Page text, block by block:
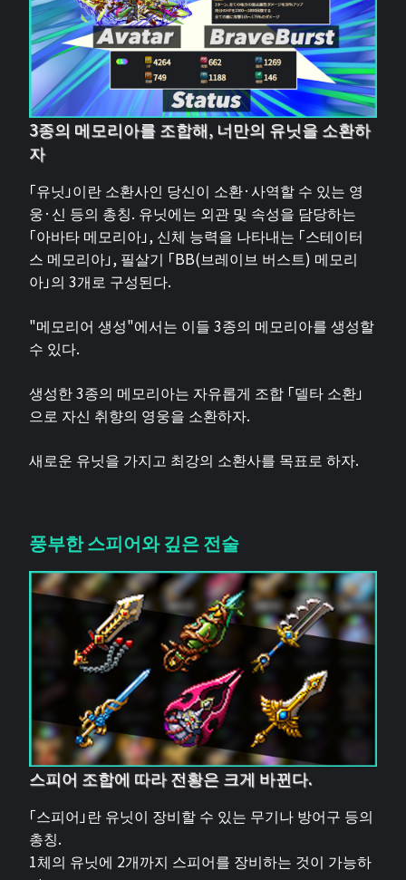
3종의 메모리아를 조합해, 너만의 유닛을 소환하
자
「유닛」이란 소환사인 당신이 소환·사역할 수 있는 영
웅·신 등의 총칭. 유닛에는 외관 및 속성을 담당하는
「아바타 메모리아」, 신체 능력을 나타내는 「스테이터
스 메모리아」, 필살기 「BB(브레이브 버스트) 메모리
아」의 3개로 구성된다.
"메모리어 생성"에서는 이들 3종의 메모리아를 생성할
수 있다.
생성한 3종의 메모리아는 자유롭게 조합 「델타 소환」
으로 자신 취향의 영웅을 소환하자.
새로운 유닛을 가지고 최강의 소환사를 목표로 하자.
풍부한 스피어와 깊은 전술
스피어 조합에 따라 전황은 크게 바뀐다.
「스피어」란 유닛이 장비할 수 있는 무기나 방어구 등의
총칭.
1체의 유닛에 2개까지 스피어를 장비하는 것이 가능하